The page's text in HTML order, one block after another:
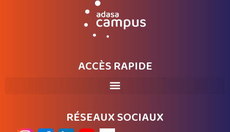
ACCÈS RAPIDE
RÉSEAUX SOCIAUX